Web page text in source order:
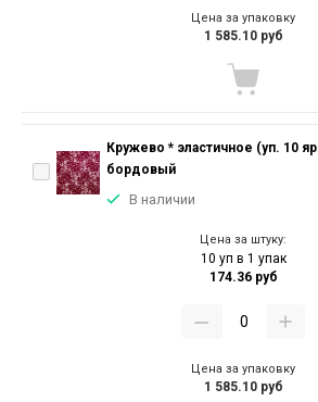
Цена за упаковку
1 585.10 руб
Кружево * эластичное (уп. 10
бордовый
В наличии
Цена за штуку:
10 уп в 1 упак
174.36 руб
Цена за упаковку
1 585.10 руб